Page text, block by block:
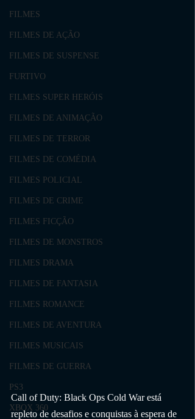
FILMES
FILMES DE AÇÃO
FILMES DE SUSPENSE
FURTIVO
FILMES SUPER HERÓIS
FILMES DE ANIMAÇÃO
FILMES DE TERROR
FILMES DE COMÉDIA
FILMES POLICIAL
FILMES DE CRIME
FILMES FICÇÃO
FILMES DE MONSTROS
FILMES DRAMA
FILMES DE FANTASIA
FILMES ROMANCE
FILMES DE AVENTURA
FILMES MUSICAIS
FILMES DE GUERRA
PS3
XBOX 360
Call of Duty: Black Ops Cold War está
repleto de desafios e conquistas à espera de